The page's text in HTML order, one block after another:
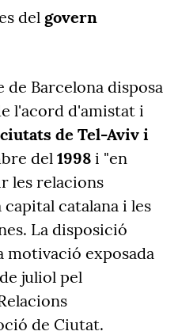
del govern
de Barcelona disposa
l'acord d'amistat i
ciutats de Tel-Aviv i
del 1998 i "en
les relacions
catalana i les
La disposició
motivació exposada
juliol pel
de Ciutat.